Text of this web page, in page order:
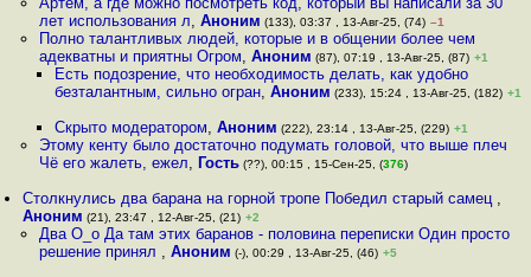
лет использования л, Аноним (133), 03:37 , 13-Авг-25, (74) –1
Полно талантливых людей, которые и в общении более чем
адекватны и приятны Огром, Аноним (87), 07:19 , 13-Авг-25, (87) +1
Есть подозрение, что необходимость делать, как удобно
безталантным, сильно огран, Аноним (233), 15:24 , 13-Авг-25, (182) +1
Скрыто модератором, Аноним (222), 23:14 , 13-Авг-25, (229) +1
Этому кенту было достаточно подумать головой, что выше плеч
Чё его жалеть, ежел, Гость(??), 00:15 , 15-Сен-25, (376)
Столкнулись два барана на горной тропе Победил старый самец ,
Аноним (21), 23:47 , 12-Авг-25, (21) +2
Два О_о Да там этих баранов - половина переписки Один просто
решение принял , Аноним (-), 00:29 , 13-Авг-25, (46) +5